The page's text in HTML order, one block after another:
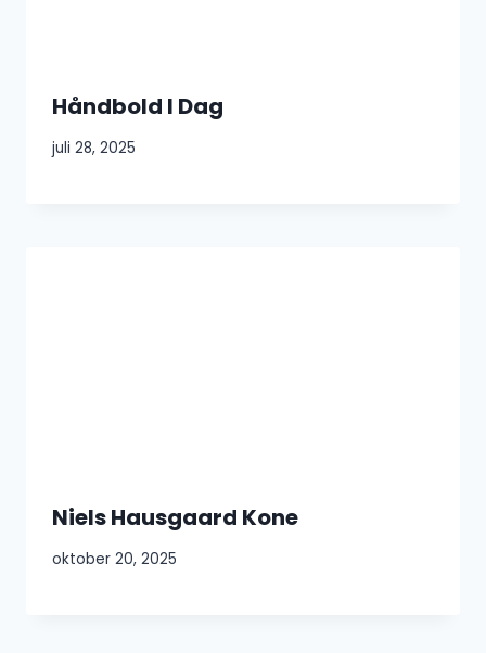
Håndbold I Dag
juli 28, 2025
Niels Hausgaard Kone
oktober 20, 2025